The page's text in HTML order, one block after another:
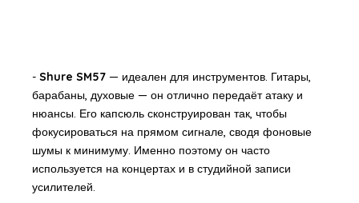
- Shure SM57— идеален для инструментов. Гитары,
барабаны, духовые — он отлично передаёт атаку и
нюансы. Его капсюль сконструирован так, чтобы
фокусироваться на прямом сигнале, сводя фоновые
шумы к минимуму. Именно поэтому он часто
используется на концертах и в студийной записи
усилителей.